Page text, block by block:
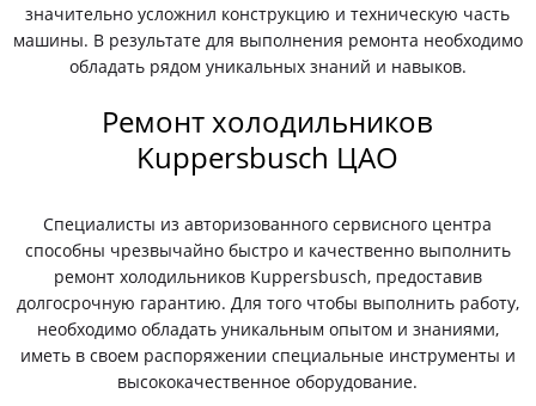
значительно усложнил конструкцию и техническую часть
машины. В результате для выполнения ремонта необходимо
обладать рядом уникальных знаний и навыков.
Ремонт холодильников
Kuppersbusch ЦАО
Специалисты из авторизованного сервисного центра
способны чрезвычайно быстро и качественно выполнить
ремонт холодильников Kuppersbusch, предоставив
долгосрочную гарантию. Для того чтобы выполнить работу,
необходимо обладать уникальным опытом и знаниями,
иметь в своем распоряжении специальные инструменты и
высококачественное оборудование.